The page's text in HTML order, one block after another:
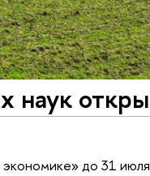
наук
до 31